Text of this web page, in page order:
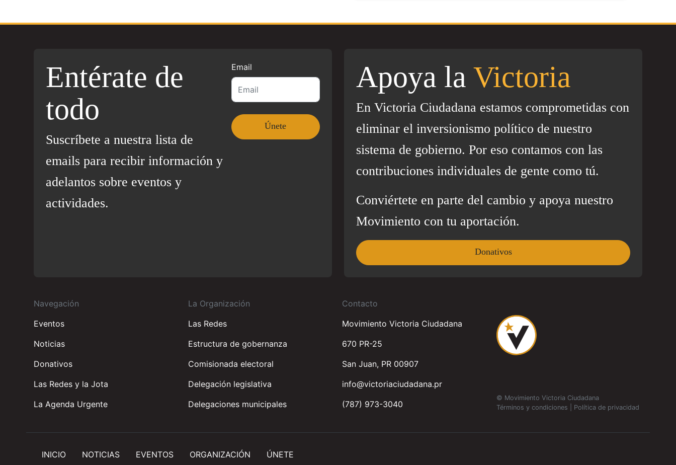
Entérate de
todo
Suscríbete a nuestra lista de
emails para recibir información y
adelantos sobre eventos y
actividades.
Email Apoya la Victoria
En Victoria Ciudadana estamos comprometidas con
eliminar el inversionismo político de nuestro
sistema de gobierno. Por eso contamos con las
contribuciones individuales de gente como tú.
Conviértete en parte del cambio y apoya nuestro
Movimiento con tu aportación.
Donativos
Navegación
Eventos
Noticias
Donativos
Las Redes y la Jota
La Agenda Urgente
La Organización
Las Redes
Estructura de gobernanza
Comisionada electoral
Delegación legislativa
Delegaciones municipales
Contacto
Movimiento Victoria Ciudadana
670 PR-25
San Juan, PR 00907
info@victoriaciudadana.pr
(787) 973-3040
© Movimiento Victoria Ciudadana
Términos y condiciones
Política de privacidad
INICIO NOTICIAS EVENTOS ORGANIZACIÓN ÚNETE